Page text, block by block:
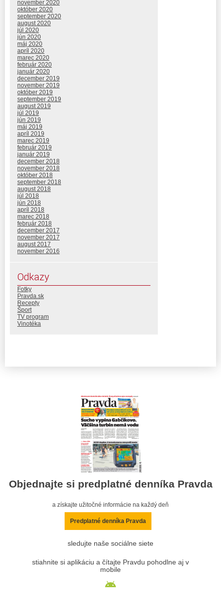
november 2020
október 2020
september 2020
august 2020
júl 2020
jún 2020
máj 2020
apríl 2020
marec 2020
február 2020
január 2020
december 2019
november 2019
október 2019
september 2019
august 2019
júl 2019
jún 2019
máj 2019
apríl 2019
marec 2019
február 2019
január 2019
december 2018
november 2018
október 2018
september 2018
august 2018
júl 2018
jún 2018
apríl 2018
marec 2018
február 2018
december 2017
november 2017
august 2017
november 2016
Odkazy
Fotky
Pravda.sk
Recepty
Šport
TV program
Vinotéka
Objednajte si predplatné denníka Pravda
a získajte užitočné informácie na každý deň
Predplatné denníka Pravda
sledujte naše sociálne siete
stiahnite si aplikáciu a čítajte Pravdu pohodlne aj v
mobile